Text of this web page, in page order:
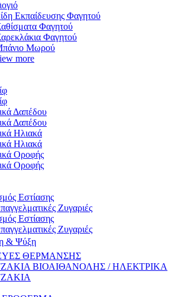
Εκπαίδευσης Φαγητού
Φαγητού
Φαγητού
Μωρού
more
Δαπέδου
Δαπέδου
Ηλιακά
Ηλιακά
Οροφής
Οροφής
Εστίασης
Ζυγαριές
Εστίασης
Ζυγαριές
& Ψύξη
ΘΕΡΜΑΝΣΗΣ
ΒΙΟΑΙΘΑΝΟΛΗΣ / ΗΛΕΚΤΡΙΚΑ